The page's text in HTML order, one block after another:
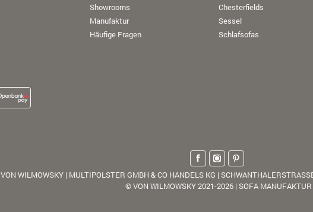
Showrooms
Manufaktur
Häufige Fragen
Chesterfields
Sessel
Schlafsofas
VON WILMOWSKY | MULTIPOLSTER GMBH & CO HANDELS KG |
© VON WILMOWSKY 2021-2026 | SOFA MANUFAKTUR